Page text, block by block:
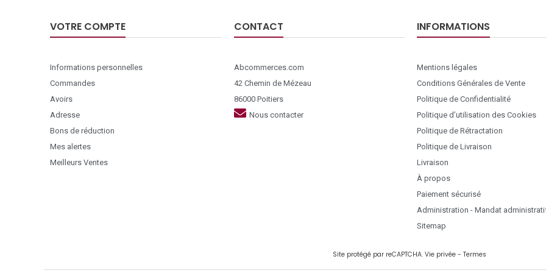
VOTRE COMPTE
Informations personnelles
Commandes
Avoirs
Adresse
Bons de réduction
Mes alertes
Meilleurs Ventes
CONTACT
Abcommerces.com
42 Chemin de Mézeau
86000 Poitiers
Nous contacter
INFORMATIONS
Mentions légales
Conditions Générales de Vente
Politique de Confidentialité
Politique d’utilisation des Cookies
Politique de Rétractation
Politique de Livraison
Livraison
À propos
Paiement sécurisé
Administration - Mandat
Sitemap
Site protégé par reCAPTCHA. Vie privée - Termes